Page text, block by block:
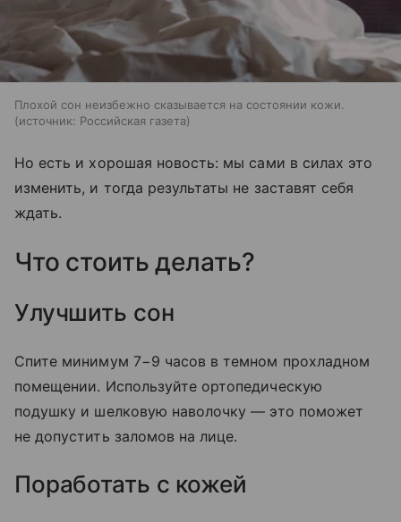
Плохой сон неизбежно сказывается на состоянии кожи.
источник: Российская газета
Но есть и хорошая новость: мы сами в силах это
изменить, и тогда результаты не заставят себя
ждать.
Что стоить делать?
Улучшить сон
Спите минимум 7−9 часов в темном прохладном
помещении. Используйте ортопедическую
подушку и шелковую наволочку — это поможет
не допустить заломов на лице.
Поработать с кожей